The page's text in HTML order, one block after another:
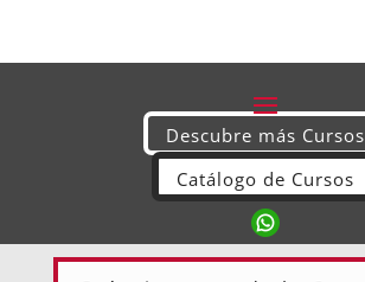
Descubre más Cursos
Catálogo de Cursos